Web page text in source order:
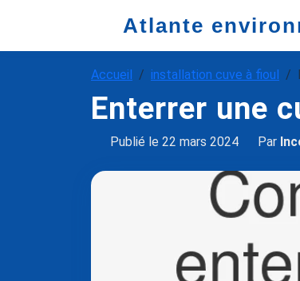
Atlante
Accueil installation cuve à fioul
Enterrer une
Publié le 22 mars 2024 Par